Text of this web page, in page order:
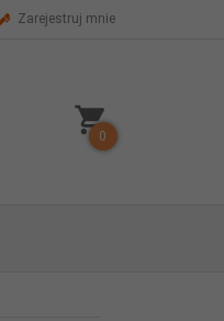
Zarejestruj mnie
0